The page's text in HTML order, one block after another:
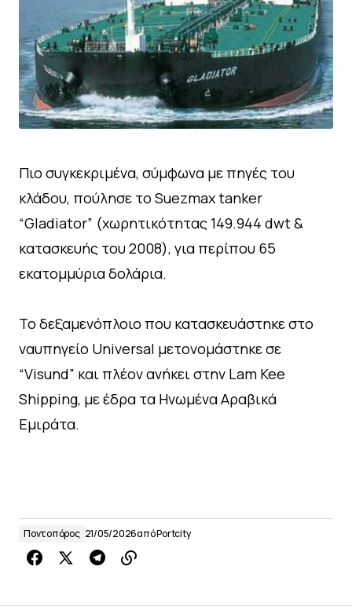
Πιο συγκεκριμένα, σύμφωνα με πηγές του
κλάδου, πούλησε το Suezmax tanker
“Gladiator” (χωρητικότητας 149.944 dwt &
κατασκευής του 2008), για περίπου 65
εκατομμύρια δολάρια.
Το δεξαμενόπλοιο που κατασκευάστηκε στο
ναυπηγείο Universal μετονομάστηκε σε
“Visund” και πλέον ανήκει στην Lam Kee
Shipping, με έδρα τα Ηνωμένα Αραβικά
Εμιράτα.
Ποντοπόρος 21/05/2026απόPortcity